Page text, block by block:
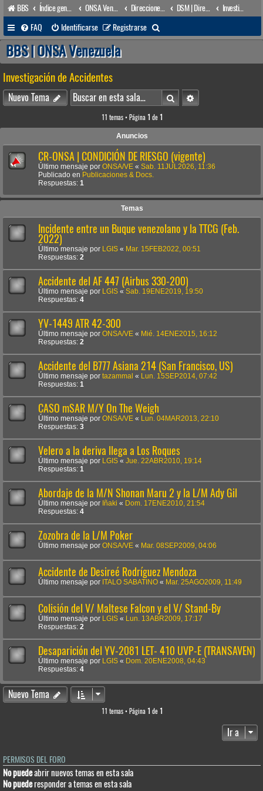
BBS Índice general ONSA Venezuela (acceso público) Direcciones Administrativas DSM | Dirección de Seguridad Marítima
Investigación de Accidentes
FAQ
Identificarse Registrarse
u
a
r
BBS | ONSA Venezuela
Investigación de Accidentes
Nuevo Tema BuscarBúsqueda avanzada
11 temas • Página 1 de 1
Anuncios
CR-ONSA | CONDICIÓN DE RIESGO (vigente)
Último mensaje por ONSA/VE « Sab. 11JUL2026, 11:36
Publicado en Publicaciones & Docs.
Respuestas: 1
Temas
Incidente entre un Buque venezolano y la TTCG (Feb.
2022)
Último mensaje por LGIS « Mar. 15FEB2022, 00:51
Respuestas: 2
Accidente del AF 447 (Airbus 330-200)
Último mensaje por LGIS « Sab. 19ENE2019, 19:50
Respuestas: 4
YV-1449 ATR 42-300
Último mensaje por ONSA/VE « Mié. 14ENE2015, 16:12
Respuestas: 2
Accidente del B777 Asiana 214 (San Francisco, US)
Último mensaje por tazammal «
Lun. 15SEP2014, 07:42
Respuestas: 1
CASO mSAR M/Y On The Weigh
Último mensaje por ONSA/VE «
Lun. 04MAR2013, 22:10
Respuestas: 3
Velero a la deriva llega a Los Roques
Último mensaje por LGIS « Jue. 22ABR2010, 19:14
Respuestas: 1
Abordaje de la M/N Shonan Maru 2 y la L/M Ady Gil
Último mensaje por Iñaki « Dom. 17ENE2010, 21:54
Respuestas: 4
Zozobra de la L/M Poker
Último mensaje por ONSA/VE « Mar. 08SEP2009, 04:06
Accidente de Desireé Rodríguez Mendoza
Último mensaje por ITALO SABATINO « Mar. 25AGO2009, 11:49
Colisión del V/ Maltese Falcon y el V/ Stand-By
Último mensaje por LGIS «
Lun. 13ABR2009, 17:17
Respuestas: 2
Desaparición del YV-2081 LET- 410 UVP-E (TRANSAVEN)
Último mensaje por LGIS « Dom. 20ENE2008, 04:43
Respuestas: 4
Nuevo Tema
11 temas • Página 1 de 1
Ir a
PERMISOS DEL FORO
No puedeabrir nuevos temas en esta sala
No puederesponder a temas en esta sala